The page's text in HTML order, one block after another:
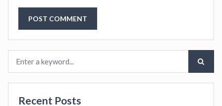
Recent Posts